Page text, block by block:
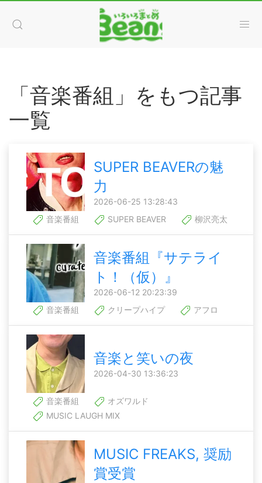
「音楽番組」をもつ記事
一覧
SUPER BEAVERの魅
力
2026-06-25 13:28:43
音楽番組
SUPER BEAVER 柳沢亮太
音楽番組『サテライ
ト！（仮）』
2026-06-12 20:23:39
音楽番組
クリープハイプ アフロ
音楽と笑いの夜
2026-04-30 13:36:23
音楽番組
オズワルド
MUSIC LAUGH MIX
MUSIC FREAKS, 奨励
賞受賞